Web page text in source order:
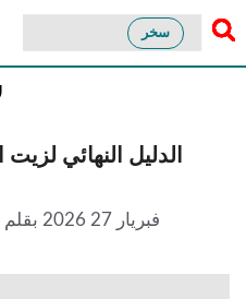
سخر
الدليل النهائي لزيت
فبريار 27 2026 بقلم